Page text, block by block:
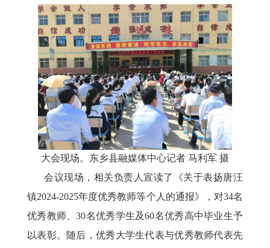
大会现场。东乡县融媒体中心记者 马利军 摄
会议现场，相关负责人宣读了《关于表扬唐汪
镇2024-2025年度优秀教师等个人的通报》，对34名
优秀教师、30名优秀学生及60名优秀高中毕业生予
以表彰。随后，优秀大学生代表与优秀教师代表先